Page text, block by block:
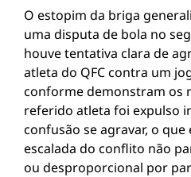
O estopim da briga
uma disputa de bola no
houve tentativa clara de
atleta do QFC contra um
conforme demonstram os
referido atleta foi expulso
confusão se agravar, o que
escalada do conflito não
ou desproporcional por